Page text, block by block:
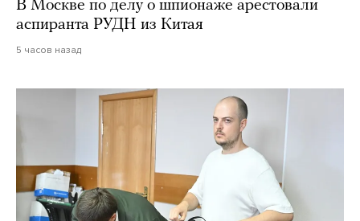
В Москве по делу о шпионаже арестовали
аспиранта РУДН из Китая
5 часов назад